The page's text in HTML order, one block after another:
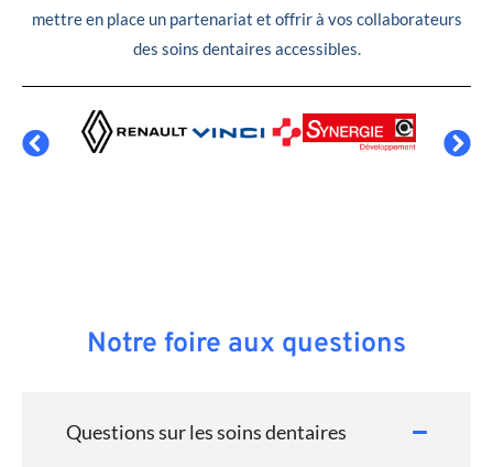
mettre en place un partenariat et offrir à vos collaborateurs
des soins dentaires accessibles.
Notre foire aux questions
Questions sur les soins dentaires